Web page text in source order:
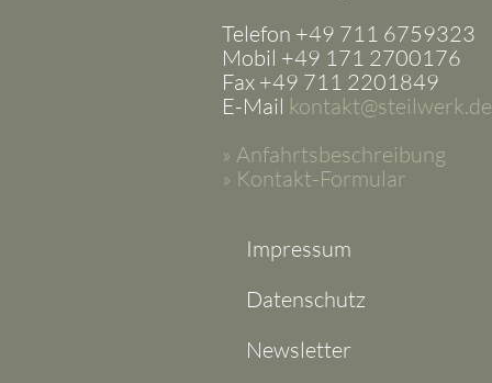
Telefon +49 711 6759323
Mobil +49 171 2700176
Fax +49 711 2201849
E-Mail kontakt@steilwerk.de
» Anfahrtsbeschreibung
» Kontakt-Formular
Impressum
Datenschutz
Newsletter